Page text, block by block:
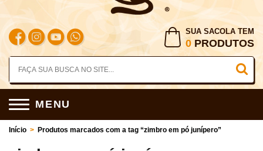
SUA SACOLA TEM
0 PRODUTOS
MENU
Início > Produtos marcados com a tag “zimbro em pó junípero”